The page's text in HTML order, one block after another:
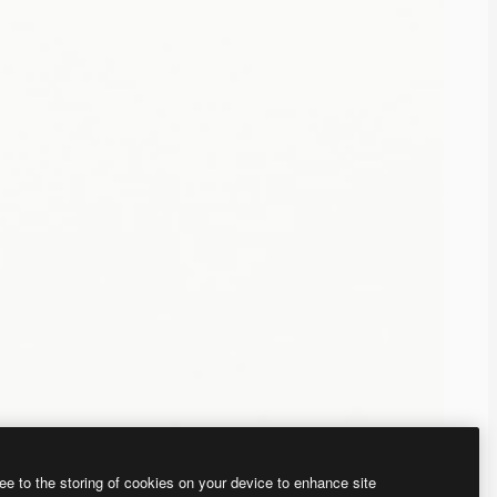
to the storing of cookies on your device to enhance site